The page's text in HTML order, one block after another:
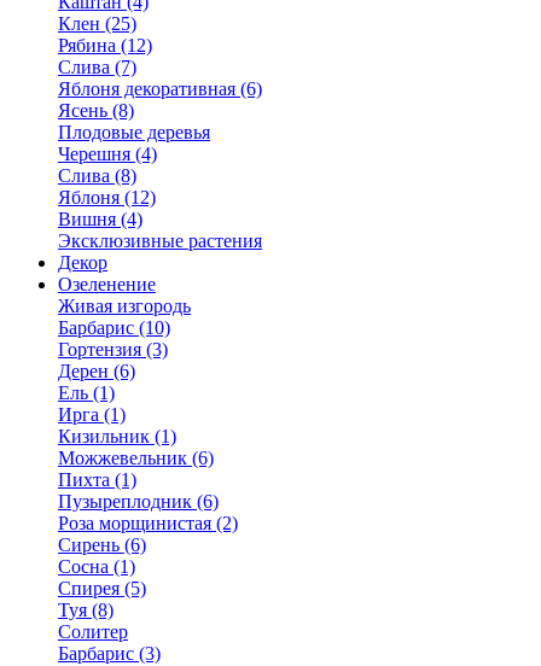
Клен (25)
Рябина (12)
Слива (7)
Яблоня декоративная (6)
Ясень (8)
Плодовые деревья
Черешня (4)
Слива (8)
Яблоня (12)
Вишня (4)
Эксклюзивные растения
Декор
Озеленение
Живая изгородь
Барбарис (10)
Гортензия (3)
Дерен (6)
Ель (1)
Ирга (1)
Кизильник (1)
Можжевельник (6)
Пихта (1)
Пузыреплодник (6)
Роза морщинистая (2)
Сирень (6)
Сосна (1)
Спирея (5)
Туя (8)
Солитер
Барбарис (3)